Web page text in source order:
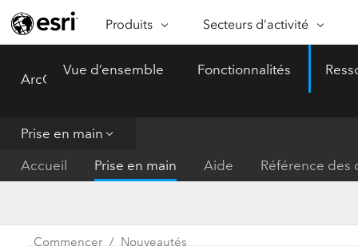
Produits
ARCGIS
ArcGIS Online
Plateforme de cartographie SaaS
Secteurs d’activité
SECTEURS D’ACTIVITÉ
Protection de
ArcGIS Pro
Vue d’ensemble Fonctionnalités
Prise en main
Accueil
Prise en main Aide Référence des
Commencer Nouveautés